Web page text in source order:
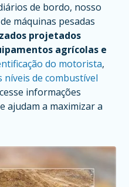
de bordo, nosso
máquinas pesadas
projetados
agrícolas e
do motorista,
níveis de combustível
informações
ajudam a maximizar a